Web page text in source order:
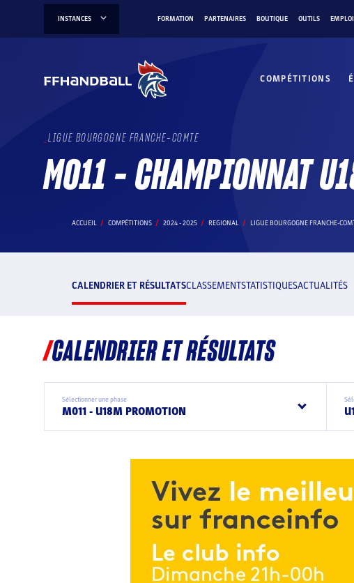
INSTANCES FORMATION PARTENAIRES BOUTIQUE OUTILS
COMPÉTITIONS
LIGUE BOURGOGNE FRANCHE-COMTE
M011 - CHAMPIONNAT
ACCUEIL COMPÉTITIONS 2024 - 2025 REGIONAL LIGUE BOURGOGNE FRANCHE-
CALENDRIER ET RÉSULTATSCLASSEMENTSTATISTIQUESACTUALITÉS
CALENDRIER ET RÉSULTATS
Sélectionner une phase
M011 - U18M PROMOTION